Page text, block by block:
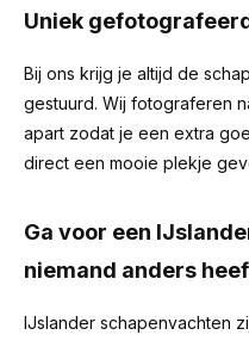
Uniek
Bij ons krijg je altijd de
gestuurd. Wij fotograferen
apart zodat je een extra
direct een mooie plekje
Ga voor een
niemand anders
IJslander schapenvachten